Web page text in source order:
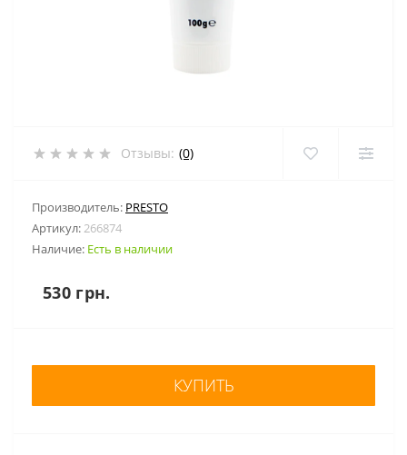
Отзывы: (0)
Производитель: PRESTO
Артикул:266874
Наличие: Есть в наличии
530 грн.
КУПИТЬ